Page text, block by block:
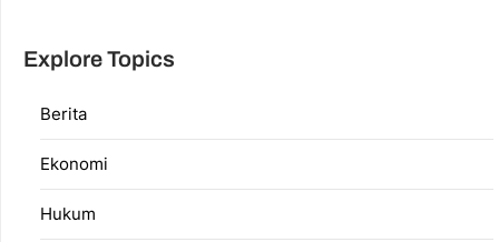
Explore Topics
Berita
Ekonomi
Hukum